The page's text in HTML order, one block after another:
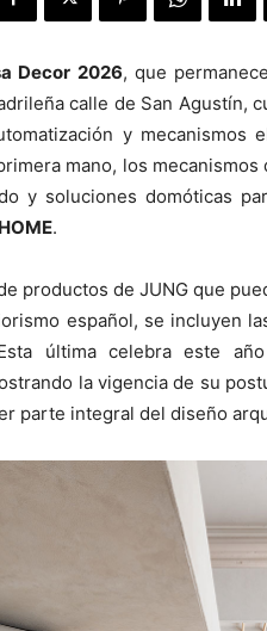
Decor 2026, que
calle de San Agustín,
y mecanismos
mano, los
y soluciones domóticas
.
productos de JUNG que
español, se incluyen
última celebra este
la vigencia de su
parte integral del diseño